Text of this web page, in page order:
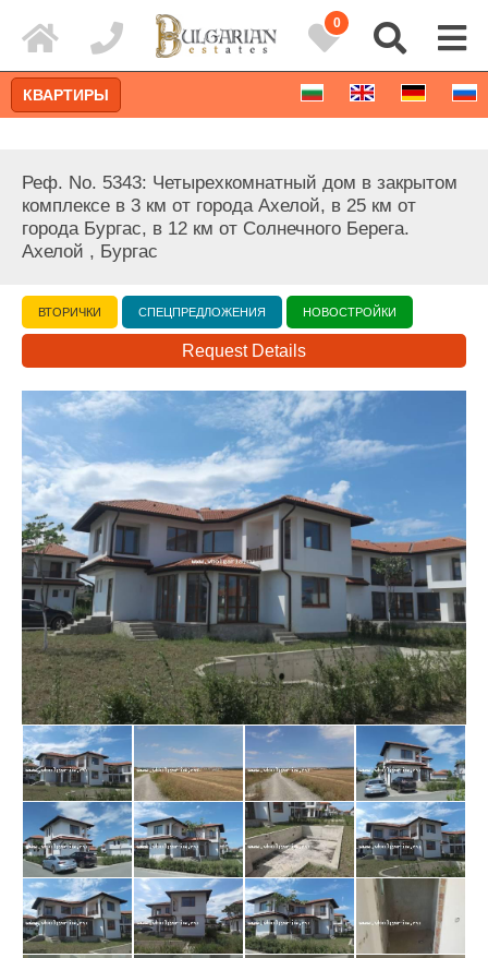
0
Расширенный поиск
КВАРТИРЫ
Реф. No. 5343: Четырехкомнатный дом в закрытом
комплексе в 3 км от города Ахелой, в 25 км от
города Бургас, в 12 км от Солнечного Берега.
Ахелой , Бургас
ВТОРИЧКИ СПЕЦПРЕДЛОЖЕНИЯ НОВОСТРОЙКИ
Request Details